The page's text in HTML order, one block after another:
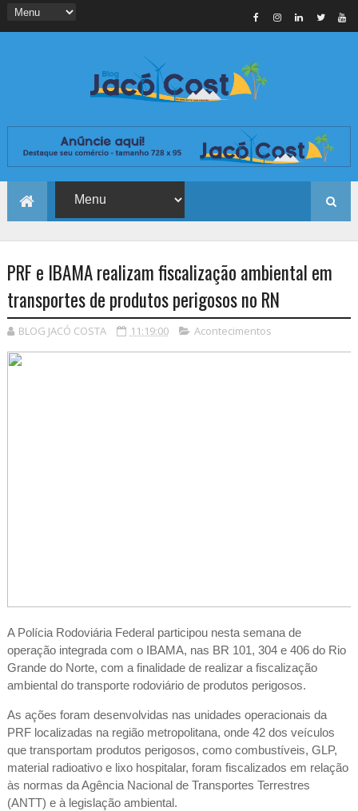
PRF e IBAMA realizam fiscalização ambiental em
transportes de produtos perigosos no RN
BLOG JACÓ COSTA 11:19:00 Acontecimentos
A Polícia Rodoviária Federal participou nesta semana de
operação integrada com o IBAMA, nas BR 101, 304 e 406 do Rio
Grande do Norte, com a finalidade de realizar a fiscalização
ambiental do transporte rodoviário de produtos perigosos.
As ações foram desenvolvidas nas unidades operacionais da
PRF localizadas na região metropolitana, onde 42 dos veículos
que transportam produtos perigosos, como combustíveis, GLP,
material radioativo e lixo hospitalar, foram fiscalizados em relação
às normas da Agência Nacional de Transportes Terrestres
(ANTT) e à legislação ambiental.